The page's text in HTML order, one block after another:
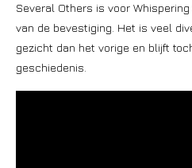
Several Others is voor
van de bevestiging. Het is veel
gezicht dan het vorige en blijft
geschiedenis.